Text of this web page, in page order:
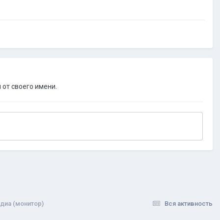
своего имени.
Вся активность
(монитор)